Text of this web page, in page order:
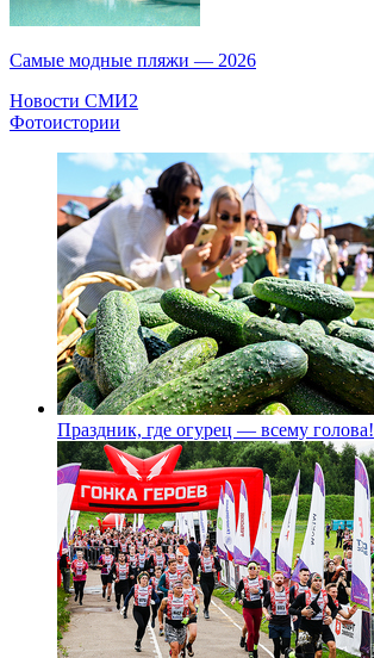
Самые модные пляжи — 2026
Новости СМИ2
Фотоистории
Праздник, где огурец — всему голова!